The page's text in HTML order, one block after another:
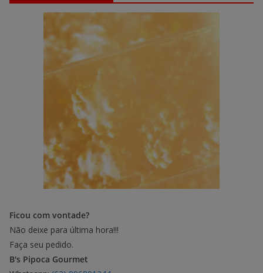
Ficou com vontade?
Não deixe para última hora!!!
Faça seu pedido.
B's Pipoca Gourmet